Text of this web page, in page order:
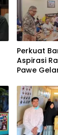
Perkuat
Aspirasi
Pawe
Parepare